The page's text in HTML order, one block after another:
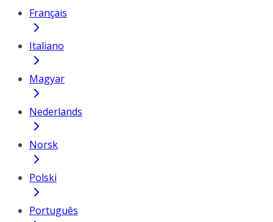
Français
Italiano
Magyar
Nederlands
Norsk
Polski
Português